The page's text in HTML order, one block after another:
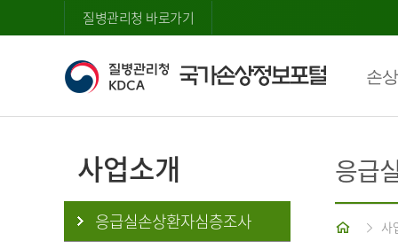
질병관리청 바로가기
손
사업소개
응급실손상환자심층조사
응급
홈 사